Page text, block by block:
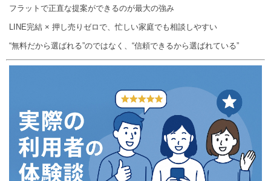
フラットで正直な提案ができるのが最大の強み
LINE完結 × 押し売りゼロで、忙しい家庭でも相談しやすい
“無料だから選ばれる”のではなく、“信頼できるから選ばれている”